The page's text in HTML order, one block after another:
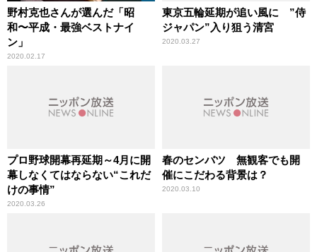
野村克也さんが選んだ「昭
和〜平成・最強ベストナイ
ン」
2020.02.17
東京五輪延期が追い風に ”侍
ジャパン”入り狙う清宮
2020.03.27
プロ野球開幕再延期～4月に開
幕しなくてはならない“これだ
けの事情”
2020.03.26
春のセンバツ 無観客でも開
催にこだわる背景は？
2020.03.10